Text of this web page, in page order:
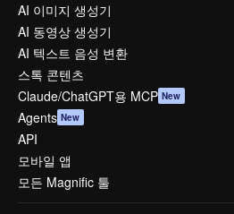
AI 이미지 생성기
AI 동영상 생성기
AI 텍스트 음성 변환
스톡 콘텐츠
Claude/ChatGPT용 MCP New
Agents New
API
모바일 앱
모든 Magnific 툴